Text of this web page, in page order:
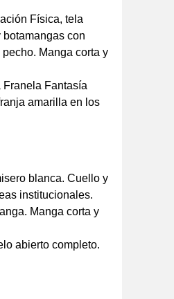
Física, tela
con
Manga corta y
Franela Fantasía
amarilla en los
blanca. Cuello y
institucionales.
Manga corta y
abierto completo.